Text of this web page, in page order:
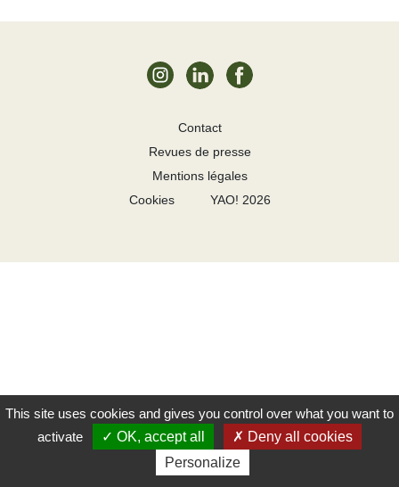
Contact
Revues de presse
Mentions légales
Cookies
YAO! 2026
This site uses cookies and gives you control over what you want to
activate
OK, accept all
Deny all cookies
Personalize